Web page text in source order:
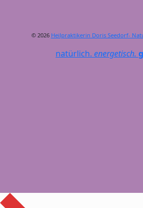
© 2026 Heilpraktikerin Doris Seedorf-
natürlich. energetisch.